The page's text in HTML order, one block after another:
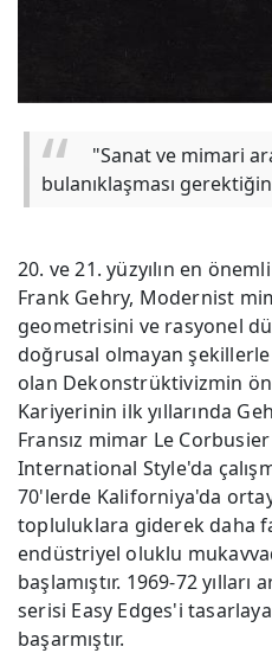
"Sanat ve mimari
bulanıklaşması
20. ve 21. yüzyılın en
Frank Gehry, Modernist
geometrisini ve rasyonel
doğrusal olmayan
olan Dekonstrüktivizmin
Kariyerinin ilk yıllarında
Fransız mimar Le
International Style'da
70'lerde Kaliforniya'da
topluluklara giderek daha
endüstriyel oluklu
başlamıştır. 1969-72
serisi Easy Edges'i
başarmıştır.